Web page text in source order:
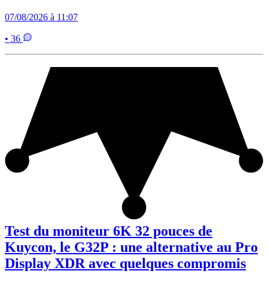
07/08/2026 à 11:07
• 36
Test du moniteur 6K 32 pouces de
Kuycon, le G32P : une alternative au Pro
Display XDR avec quelques compromis